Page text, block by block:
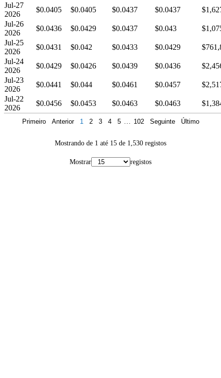
Jul-27
2026
$0.0405 $0.0405 $0.0437 $0.0437
Jul-26
2026
$0.0436 $0.0429 $0.0437 $0.043
Jul-25
2026
$0.0431 $0.042 $0.0433 $0.0429
Jul-24
2026
$0.0429 $0.0426 $0.0439 $0.0436
Jul-23
2026
$0.0441 $0.044 $0.0461 $0.0457
Jul-22
2026
$0.0456 $0.0453 $0.0463 $0.0463
Mostrando de 1 até 15 de 1,530 registos
Mostrar registos
Primeiro Anterior 1 2 3 4 5 102 Seguinte Último